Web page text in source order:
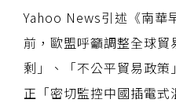
Yahoo News引述《南華
前，歐盟呼籲調整全球
剩」、「不公平貿易政
正「密切監控中國插電